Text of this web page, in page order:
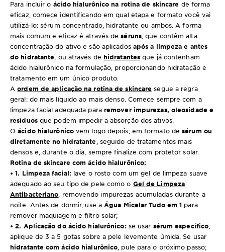
Para incluir o ácido hialurônico na rotina de skincare de forma
eficaz, comece identificando em qual etapa e formato você vai
utilizá-lo: sérum concentrado, hidratante ou ambos. A forma
mais comum e eficaz é através deséruns, que contêm alta
concentração do ativo e são aplicados após a limpeza e antes
do hidratante, ou através de hidratantes que já contenham
ácido hialurônico na formulação, proporcionando hidratação e
tratamento em um único produto.
Aordem de aplicação na rotina de skincare segue a regra
geral: do mais líquido ao mais denso. Comece sempre com a
limpeza facial adequada para remover impurezas, oleosidade e
resíduosque podem impedir a absorção dos ativos.
Oácido hialurônicovem logo depois, em formato desérum ou
diretamente no hidratante, seguido de tratamentos mais
densos e, durante o dia, sempre finalize com protetor solar.
Rotina de skincare com ácido hialurônico:
• 1. Limpeza facial: lave o rosto com um gel de limpeza suave
adequado ao seu tipo de pele como o Gel de Limpeza
Antibacteriano, removendo impurezas acumuladas durante a
noite. Antes de dormir, use aÁgua Micelar Tudo em 1 para
remover maquiagem e filtro solar;
• 2. Aplicação do ácido hialurônico: se usar sérum específico,
aplique de 3 a 5 gotas sobre a pele levemente úmida. Se usar
hidratante com ácido hialurônico, pule para o próximo passo;